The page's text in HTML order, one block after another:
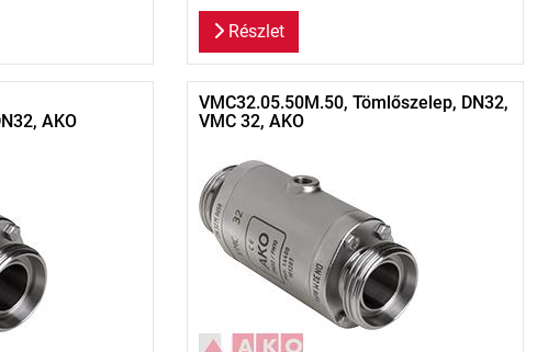
Részlet
AKO
VMC32.05.50M.50, Tömlőszelep, DN32,
VMC 32, AKO